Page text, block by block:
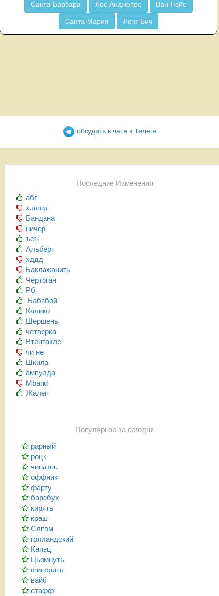
Санта-Барбара Лос-Анджелес Ван-Нэйс
Санта-Мария Лонг-Бич
обсудить в чате в Телеге
Последние Изменения
абг
хэшер
Бандана
ничер
ъеъ
Альберт
хддд
Баклажанить
Чертоган
Рб
Бабабой
Калико
Шершень
четверка
Втентакле
чи не
Шкила
ампулда
Mband
Жалеп
Популярное за сегодня
рарный
роцк
чиназес
оффник
фарту
баребух
кирять
краш
Слпвм
голландский
Капец
Цьомнуть
шиперить
вайб
стафф